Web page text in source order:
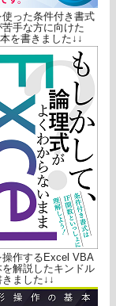
使った条件付き書式
手な方に向けた
を書きました↓↓
操作するExcel VBA
を解説したキンドル
ました↓↓